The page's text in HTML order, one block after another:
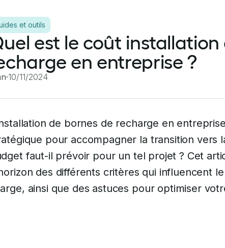
et outils
est le coût
en entreprise ?
10/11/2024
de bornes de recharge en
pour accompagner la transition vers
faut-il prévoir pour un tel projet ? Cet
des différents critères qui influencent
ainsi que des astuces pour optimiser